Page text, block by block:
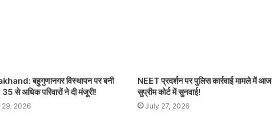
बहुगुणानगर विस्थापन पर बनी
से अधिक परिवारों ने दी मंजूरी!
2026
NEET प्रदर्शन पर पुलिस कार्रवाई मामले में आज
सुप्रीम कोर्ट में सुनवाई!
July 27, 2026